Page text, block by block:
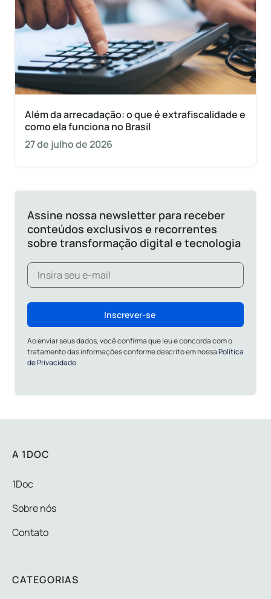
Além da arrecadação: o que é extrafiscalidade e
como ela funciona no Brasil
27 de julho de 2026
Assine nossa newsletter para receber
conteúdos exclusivos e recorrentes
sobre transformação digital e tecnologia
Inscrever-se
Ao enviar seus dados, você confirma que leu e concorda com o
tratamento das informações conforme descrito em nossaPolítica
de Privacidade.
A 1DOC
1Doc
Sobre nós
Contato
CATEGORIAS